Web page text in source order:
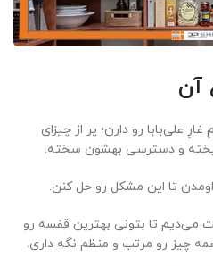
آن
علی‌بابا رو دارن؛ پر از چیزای
و دسترسی بهشون سخته.
تا این مشکل رو حل کنن.
می‌دیم تا بتونی بهترین قفسه رو
چیز رو مرتب و منظم نگه داری.